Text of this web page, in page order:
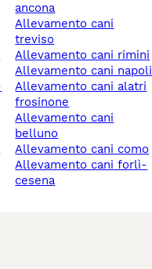
ancona
allevamento cani
treviso
allevamento cani rimini
allevamento cani napoli
allevamento cani alatri
frosinone
allevamento cani
belluno
allevamento cani como
allevamento cani forlì-
cesena